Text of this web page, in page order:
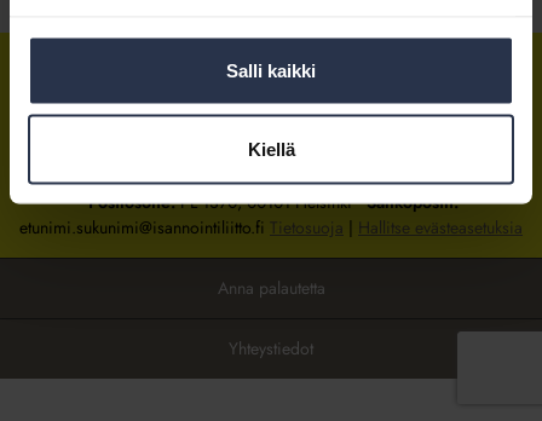
Salli kaikki
Kiellä
IsännöintiliittoIsännöintiliittoIsännöintiliitto
Isännöintiliiton toimistosijaitsee Hakaniemessä Helsingissä.
Postiosoite:PL 1370, 00101 HelsinkiSähköpostit:
etunimi.sukunimi@isannointiliitto.fi Tietosuoja | Hallitse evästeasetuksia
Anna palautetta
Yhteystiedot